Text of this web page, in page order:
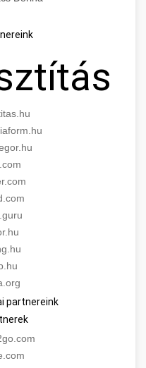
partnereink